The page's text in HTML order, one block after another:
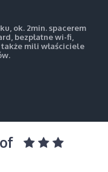
ok. 2min. spacerem
bezpłatne wi-fi,
mili właściciele